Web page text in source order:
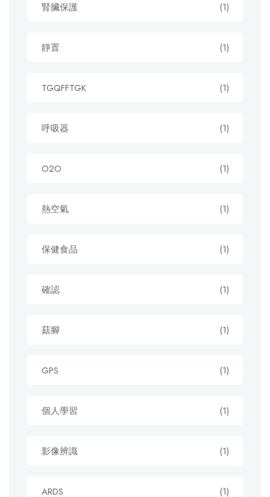
腎臟保護 (1)
靜置 (1)
TGQFFTGK (1)
呼吸器 (1)
O2O (1)
熱空氣 (1)
保健食品 (1)
確認 (1)
菇腳 (1)
GPS (1)
個人學習 (1)
影像辨識 (1)
ARDS (1)